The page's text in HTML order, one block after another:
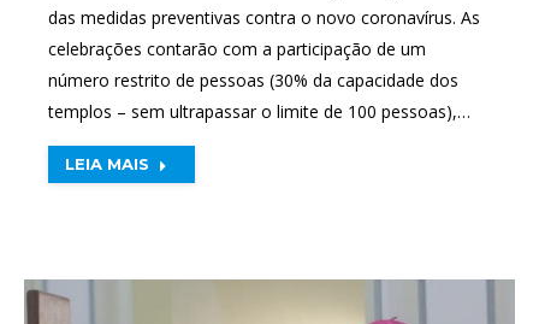
das medidas preventivas contra o novo coronavírus. As
celebrações contarão com a participação de um
número restrito de pessoas (30% da capacidade dos
templos – sem ultrapassar o limite de 100 pessoas),…
LEIA MAIS